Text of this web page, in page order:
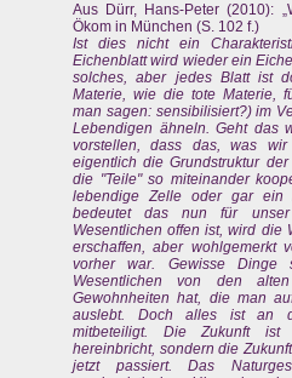
Aus Dürr, Hans-Peter (2010):
Ökom in München (S. 102 f.)
Ist dies nicht ein
Eichenblatt wird wieder ein
solches, aber jedes Blatt ist
Materie, wie die tote Materie,
man sagen: sensibilisiert?) im
Lebendigen ähneln. Geht das
vorstellen, dass das, was
eigentlich die Grundstruktur
die "Teile" so miteinander
lebendige Zelle oder gar ein
bedeutet das nun für
Wesentlichen offen ist, wird die
erschaffen, aber wohlgemerkt
vorher war. Gewisse Dinge
Wesentlichen von den
Gewohnheiten hat, die man
auslebt. Doch alles ist an
mitbeteiligt. Die Zukunft
hereinbricht, sondern die
jetzt passiert. Das